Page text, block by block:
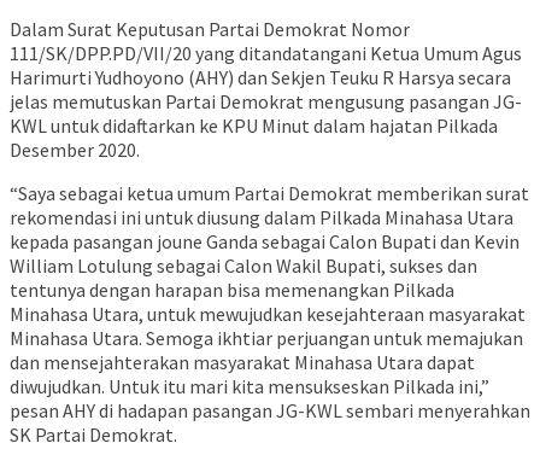
Dalam Surat Keputusan Partai Demokrat Nomor
111/SK/DPP.PD/VII/20 yang ditandatangani Ketua Umum Agus
Harimurti Yudhoyono (AHY) dan Sekjen Teuku R Harsya secara
jelas memutuskan Partai Demokrat mengusung pasangan JG-
KWL untuk didaftarkan ke KPU Minut dalam hajatan Pilkada
Desember 2020.
“Saya sebagai ketua umum Partai Demokrat memberikan surat
rekomendasi ini untuk diusung dalam Pilkada Minahasa Utara
kepada pasangan joune Ganda sebagai Calon Bupati dan Kevin
William Lotulung sebagai Calon Wakil Bupati, sukses dan
tentunya dengan harapan bisa memenangkan Pilkada
Minahasa Utara, untuk mewujudkan kesejahteraan masyarakat
Minahasa Utara. Semoga ikhtiar perjuangan untuk memajukan
dan mensejahterakan masyarakat Minahasa Utara dapat
diwujudkan. Untuk itu mari kita mensukseskan Pilkada ini,”
pesan AHY di hadapan pasangan JG-KWL sembari menyerahkan
SK Partai Demokrat.